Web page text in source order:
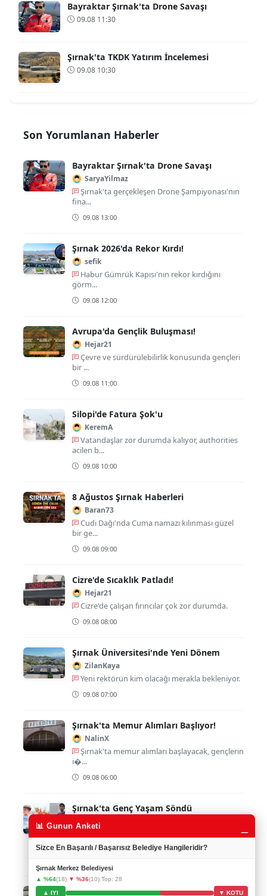
Bayraktar Şırnak'ta Drone Savaşı
09.08 11:30
Şırnak'ta TKDK Yatırım İncelemesi
09.08 10:30
Son Yorumlanan Haberler
Bayraktar Şırnak'ta Drone Savaşı
SaryaYilmaz
Şırnak'ta gerçekleşen Drone Şampiyonası'nın
fina...
09.08 13:00
Şırnak 2026'da Rekor Kırdı!
sefik
Habur Gümrük Kapısı'nın rekor kırdığını
görm...
09.08 12:00
Avrupa'da Gençlik Buluşması!
Hejar21
Çevre ve sürdürülebilirlik konusunda gençleri
bir ...
09.08 11:00
Silopi'de Fatura Şok'u
KeremA
Vatandaşlar zor durumda kalıyor, authorities
acilen b...
09.08 10:00
8 Ağustos Şırnak Haberleri
Baran73
Cudi Dağı'nda Cuma namazı kılınması güzel
bir ge...
09.08 09:00
Cizre'de Sıcaklık Patladı!
Hejar21
Cizre'de çalışan fırıncılar çok zor durumda.
09.08 08:00
Şırnak Üniversitesi'nde Yeni Dönem
ZilanKaya
Yeni rektörün kim olacağı merakla bekleniyor.
09.08 07:00
Şırnak'ta Memur Alımları Başlıyor!
NalinX
Şırnak'ta memur alımları başlayacak, gençlerin
i�...
09.08 06:00
Şırnak'ta Genç Yaşam Söndü
ZeynepD
kayb...
Şırnak'ın Silopi ilçesinde Minik M.T. Klima
📊 Gunun Anketi
Sizce En Başarılı / Başarısız Belediye Hangileridir?
Şırnak Merkez Belediyesi
▲ %64(18)| ▼ %36(10)|Top: 28
▲ IYI ▼ KOTU